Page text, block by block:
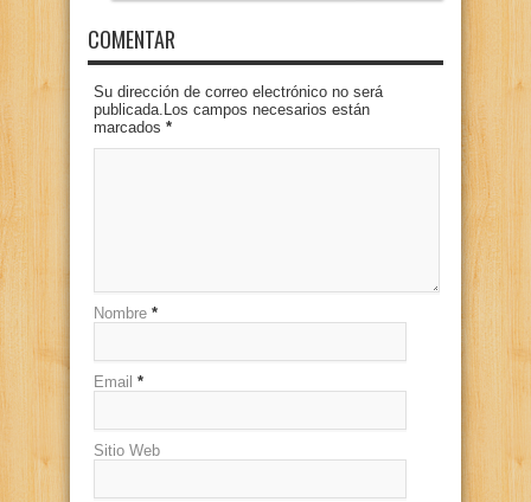
COMENTAR
Su dirección de correo electrónico no será
publicada.Los campos necesarios están
marcados *
Nombre *
Email *
Sitio Web